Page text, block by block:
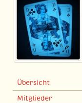
Übersicht
Mitglieder